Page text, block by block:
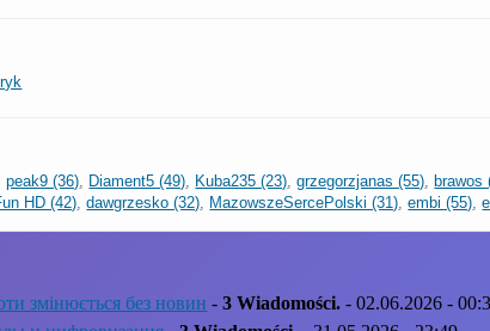
peak9 (36), Diament5 (49), Kuba235 (23),grzegorzjanas (55), brawos
HD (42),dawgrzesko (32), MazowszeSercePolski (31),embi (55),
змінюється без новин -3 Wiadomości. - 02.06.2026 -